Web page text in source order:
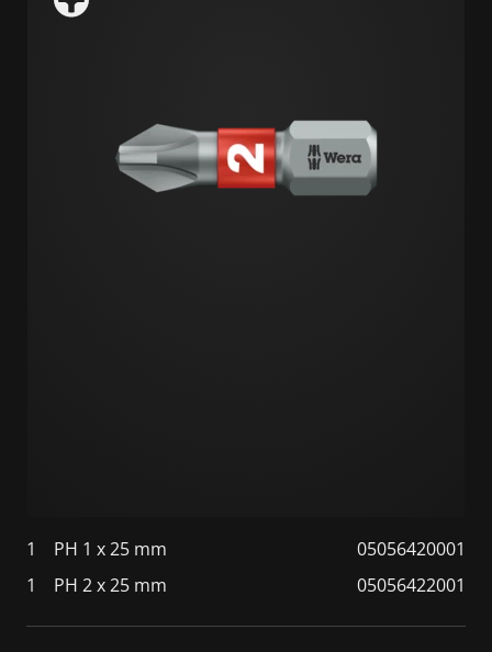
1 PH 1 x 25 mm
05056420001
1
PH 2 x 25 mm 05056422001